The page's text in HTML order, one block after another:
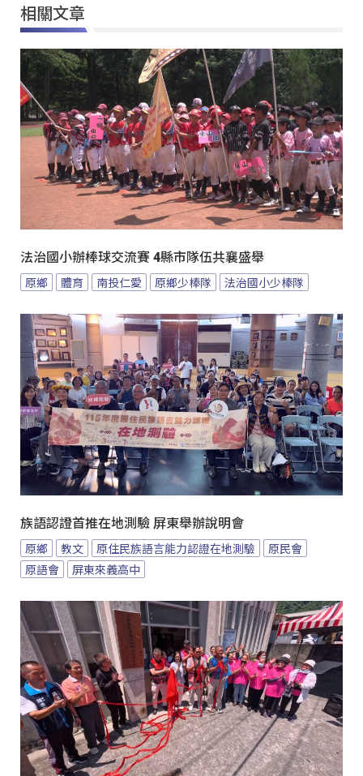
相關文章
法治國小辦棒球交流賽 4縣市隊伍共襄盛舉
原鄉 體育 南投仁愛 原鄉少棒隊 法治國小少棒隊
族語認證首推在地測驗 屏東舉辦說明會
原鄉 教文 原住民族語言能力認證在地測驗
原民會
原語會
屏東來義高中